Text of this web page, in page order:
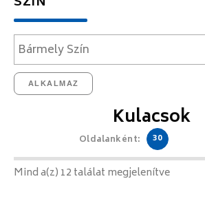
ALKALMAZ
Kulacsok
Oldalanként: 30
Mind a(z) 12 találat megjelenítve